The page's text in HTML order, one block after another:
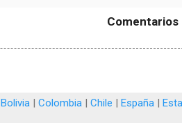
Comentarios
Bolivia | Colombia | Chile | España |